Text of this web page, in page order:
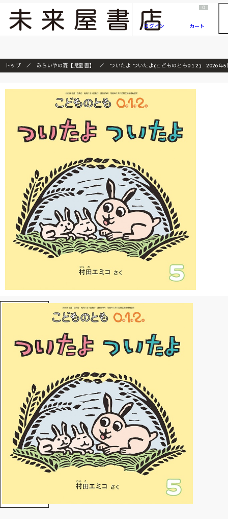
『ONE PIECE magazine 021 ONE PIECEカード付き同梱版』発売延期のご案内
ログイン
0
カート
トップ みらいやの森【児童書】 ついたよ ついたよ(こどものとも0.1.2.) 2026年5